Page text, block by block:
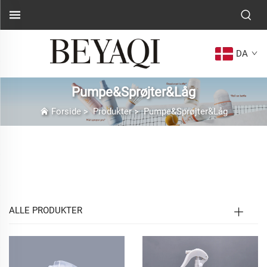
DA
Pumpe&Sprøjter&Låg
Forside>Produkter>Pumpe&Sprøjter&Låg
I moderne emballage og mange forskellige felter som
grundlæggende forsegling- og doseringsværktøjer. De
ALLE PRODUKTER